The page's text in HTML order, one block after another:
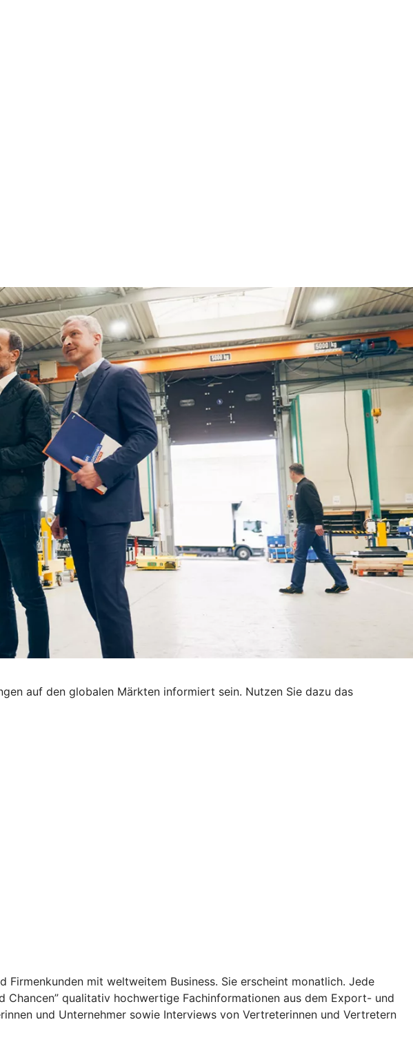
auf den globalen Märkten informiert sein. Nutzen Sie dazu das
mit weltweitem Business. Sie erscheint monatlich. Jede
Chancen” qualitativ hochwertige Fachinformationen aus dem Export- und
und Unternehmer sowie Interviews von Vertreterinnen und Vertretern